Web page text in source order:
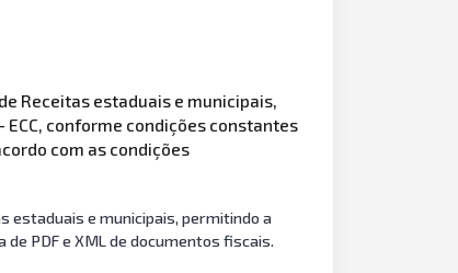
de Receitas estaduais e municipais,
conforme condições constantes
com as condições
estaduais e municipais, permitindo a
de PDF e XML de documentos fiscais.